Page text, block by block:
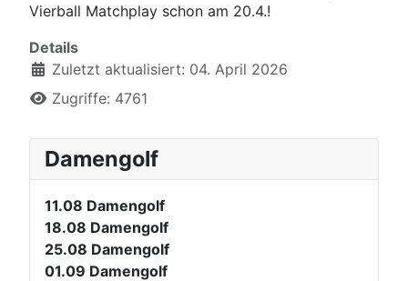
Vierball Matchplay schon am 20.4.!
Details
Zuletzt aktualisiert: 04. April 2026
Zugriffe: 4761
Damengolf
11.08 Damengolf
18.08 Damengolf
25.08 Damengolf
01.09 Damengolf